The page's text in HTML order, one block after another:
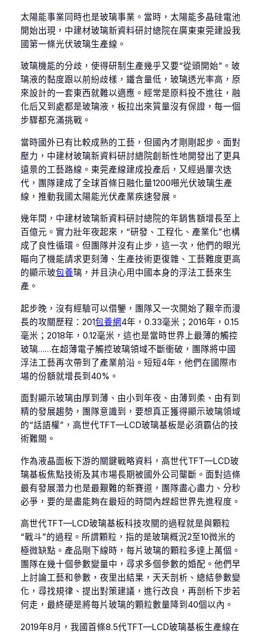
太陽能事業同時也是玻璃事業。當時，太陽能多晶硅電池
開始出現，中建材玻璃新資料研討總院在廣東東莞建設我
國第一條光伏玻璃生產線。
玻璃機能的分歧，使得研制生產幾乎又要“從頭開始”。玻
璃液的黏度跟以前紛歧樣，鐵含量低，玻璃透光率高，原
來設計的一套東西就難以適應。經常是原料投不進往，融
化后又到處都是玻璃液，板拉出來質量沒有保證，每一個
步驟都充滿挑戰。
當時國外已有比較成熟的工藝，但國內才剛剛起步。面對
壓力，中建材玻璃新資料研討總院創新性地開發出了更具
遠景的工藝路線。東莞產線建成投產后，又經過屢次迭
代，團隊建成了全球首條日融化量1200噸光伏玻璃生產
線，推動我國太陽能光伏產業疾速發展。
幾年間，中建材玻璃新資料研討總院的年銷售額增長至上
百億元。實力壯年夜起來，“研發、工程化、產業化”也構
成了良性循環。但團隊并沒有止步，這一次，他們的眼光
瞄向了機能請求更刻薄、生產技術更復雜、工藝難度更高
的顯示玻包養璃，并且決心用中國本身的浮法工藝來生
產。
起步晚，沒有經驗可以借鑒，團隊又一次開始了艱辛而漫
長的攻關歷程：201包養網4年，0.33毫米；2016年，0.15
毫米；2018年，0.12毫米，這也是當時世界上最薄的觸控
玻璃……在超薄電子觸控玻璃領域不斷衝破，團隊將中國
浮法工藝再次帶到了產業前沿。短短4年，他們在國際市
場的份額就增長到40%。
面對顯示玻璃由厚到薄、由小到年夜、由薄到柔、由有到
精的發展趨勢，團隊意識到，要想真正獲得顯示玻璃領域
的“話語權”，高世代TFT—LCD玻璃基板是必須霸佔的技
術難關。
作為液晶面板下游的關鍵戰略資料，高世代TFT—LCD玻
璃基板焦點技術及其市場長期被國外公司壟斷。面對這條
最有發展潛力也是最艱難的新賽道，團隊盡心盡力、分秒
必爭，要的是盡能夠在最短的時間內趕超世界先進程度。
高世代TFT—LCD玻璃基板科技攻關的過程就是與顆粒
“戰斗”的過程。所謂顆粒，指的是玻璃概況2至10微米的
極微缺點。產品剛下線時，每片玻璃的顆粒多達上萬個。
團隊在幾十個參數變量中，尋求多個參數的婚配。他們早
上討論工藝和參數，夜里出結果，天天剖析、總結參數變
化，尋找規律、提出對策建議，進行改良，再剖析下步若
何走，最終硬是將每片玻璃的顆粒數量降到40個以內。
2019年8月，我國首條8.5代TFT—LCD玻璃基板生產線在